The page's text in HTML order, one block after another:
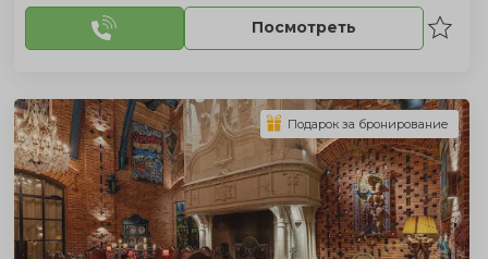
Посмотреть
Подарок за бронирование